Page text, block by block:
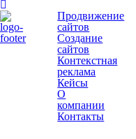
Продвижение
сайтов
Создание
сайтов
Контекстная
реклама
Кейсы
О
компании
Контакты